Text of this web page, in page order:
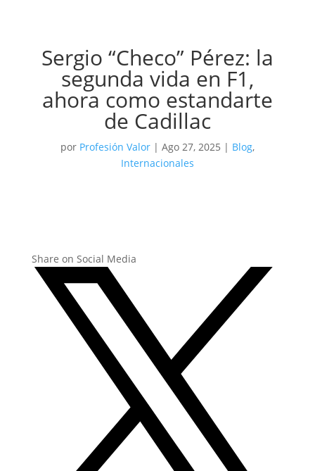
Sergio “Checo” Pérez: la
segunda vida en F1,
ahora como estandarte
de Cadillac
por Profesión Valor| Ago 27, 2025 | Blog,
Internacionales
Share on Social Media